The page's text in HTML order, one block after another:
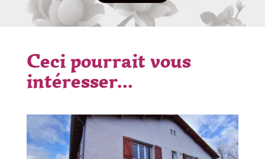
Ceci pourrait vous
intéresser...